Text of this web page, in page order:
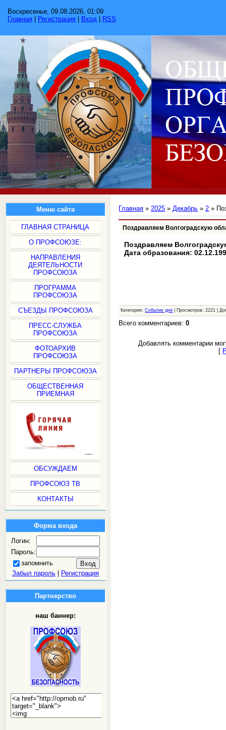
Воскресенье, 09.08.2026, 01:09
Главная
Регистрация Вход RSS
Меню сайта
ГЛАВНАЯ СТРАНИЦА
О ПРОФСОЮЗЕ:
НАПРАВЛЕНИЯ
ДЕЯТЕЛЬНОСТИ
ПРОФСОЮЗА
ПРОГРАММА
ПРОФСОЮЗА
СЪЕЗДЫ ПРОФСОЮЗА
ПРЕСС-СЛУЖБА
ПРОФСОЮЗА
ФОТОАРХИВ
ПРОФСОЮЗА
ПАРТНЕРЫ ПРОФСОЮЗА
ОБЩЕСТВЕННАЯ
ПРИЕМНАЯ
ОБСУЖДАЕМ
ПРОФСОЮЗ ТВ
КОНТАКТЫ
Форма входа
Логин:
Пароль:
запомнить
Забыл пароль| Регистрация
Партнерство
наш баннер:
Главная »2025 » Декабрь » 2 »
Поздравляем Волгоградскую
Поздравляем
Дата образования:
Категория:Событие дня | Просмотров: 2221 |
Всего комментариев:0
Добавлять комментарии
[